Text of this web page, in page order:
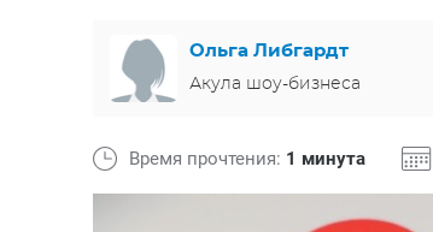
Ольга Либгардт
Акула шоу-бизнеса
Время прочтения: 1 минута